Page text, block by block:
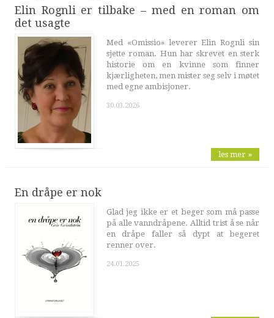
Elin Rognli er tilbake – med en roman om
det usagte
Med «Omissio» leverer Elin Rognli sin
sjette roman. Hun har skrevet en sterk
historie om en kvinne som finner
kjærligheten, men mister seg selv i møtet
med egne ambisjoner.
30.03.2026
les mer »
En dråpe er nok
Glad jeg ikke er et beger som må passe
på alle vanndråpene. Alltid trist å se når
en dråpe faller så dypt at begeret
renner over.
24.01.2025